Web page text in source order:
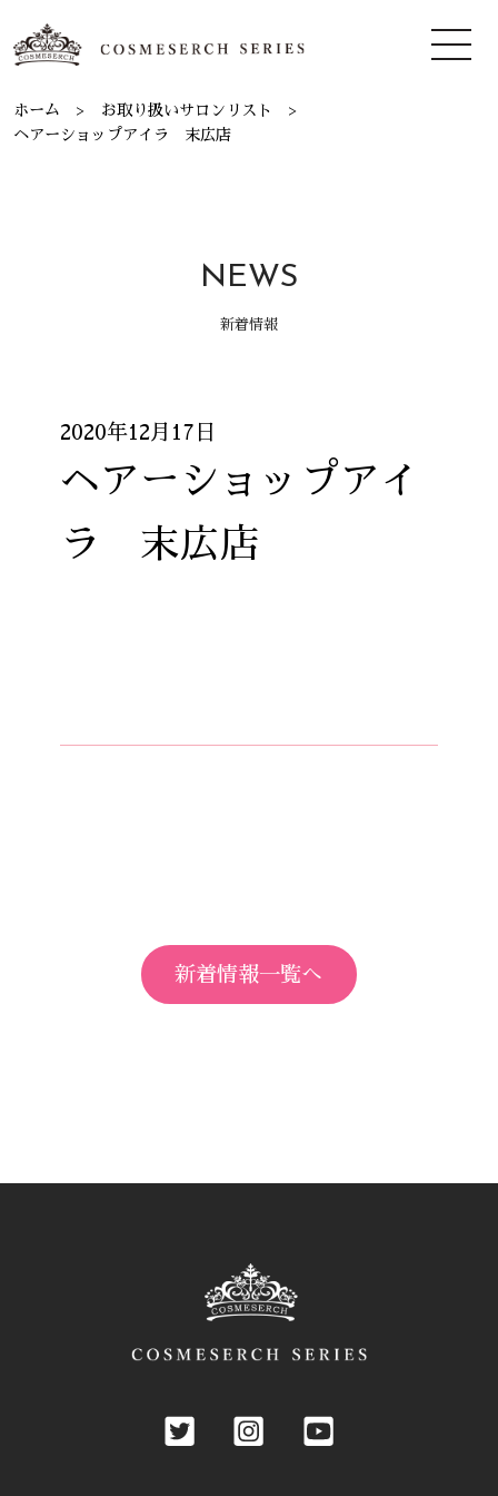
ホーム
お取り扱いサロンリスト
ヘアーショップアイラ 末広店
NEWS
新着情報
2020年12月17日
ヘアーショップアイ
ラ 末広店
新着情報一覧へ